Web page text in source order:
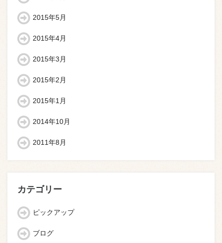
2015年5月
2015年4月
2015年3月
2015年2月
2015年1月
2014年10月
2011年8月
カテゴリー
ピックアップ
ブログ